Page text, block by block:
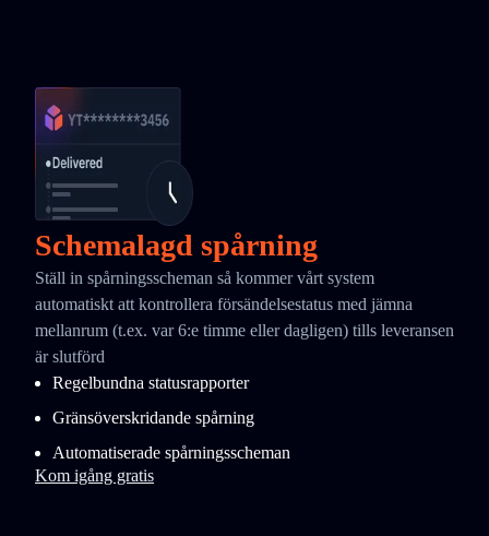
Schemalagd spårning
Ställ in spårningsscheman så kommer vårt system
automatiskt att kontrollera försändelsestatus med jämna
mellanrum (t.ex. var 6:e timme eller dagligen) tills leveransen
är slutförd
Regelbundna statusrapporter
Gränsöverskridande spårning
Automatiserade spårningsscheman
Kom igång gratis